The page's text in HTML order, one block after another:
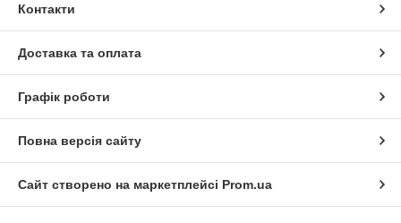
Контакти
Доставка та оплата
Графік роботи
Повна версія сайту
Сайт створено на маркетплейсі Prom.ua